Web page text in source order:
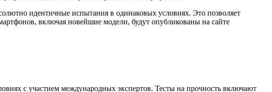
идентичные испытания в одинаковых условиях. Это позволяет
включая новейшие модели, будут опубликованы на сайте
с участием международных экспертов. Тесты на прочность включают